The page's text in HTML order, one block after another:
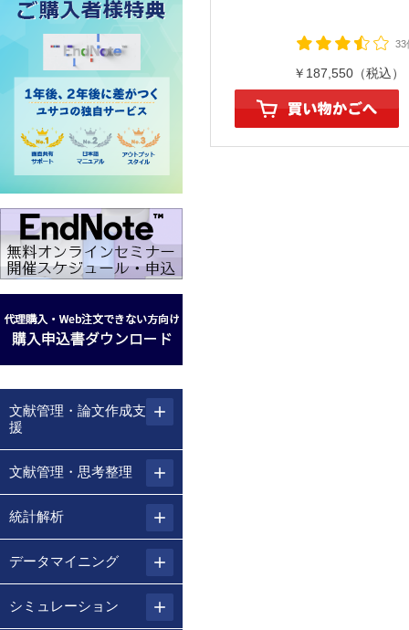
33
￥187,550（税込）
文献管理・論文作成支
援
文献管理・思考整理
統計解析
データマイニング
シミュレーション